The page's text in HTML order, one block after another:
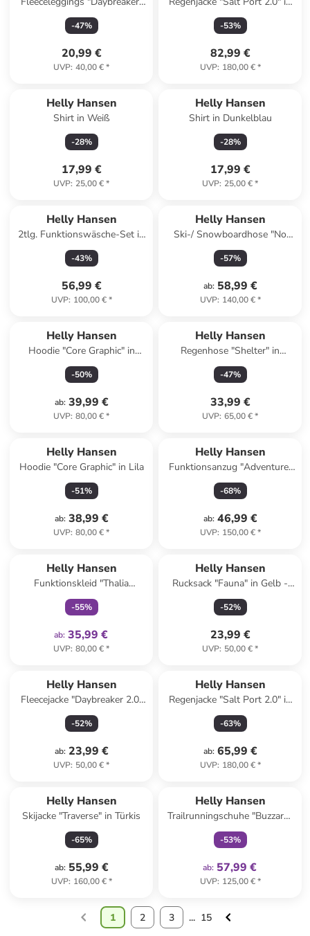
in Schwarz
-47%
20,99 €
UVP: 40,00 €*
Dunkelblau/ Rot
-53%
82,99 €
UVP: 180,00 €*
Helly Hansen
Shirt in Weiß
-28%
17,99 €
UVP: 25,00 €*
Helly Hansen
Shirt in Dunkelblau
-28%
17,99 €
UVP: 25,00 €*
Helly Hansen
2tlg. Funktionswäsche-Set in
Rosa/ Mint
-43%
56,99 €
UVP: 100,00 €*
Helly Hansen
Ski-/ Snowboardhose "No
Limits 2.0" in Türkis
-57%
ab: 58,99 €
UVP: 140,00 €*
Helly Hansen
Hoodie "Core Graphic" in
Dunkelblau
-50%
ab: 39,99 €
UVP: 80,00 €*
Helly Hansen
Regenhose "Shelter" in
Schwarz
-47%
33,99 €
UVP: 65,00 €*
Helly Hansen
Hoodie "Core Graphic" in Lila
-51%
ab: 38,99 €
UVP: 80,00 €*
Helly Hansen
Funktionsanzug "Adventure"
in Türkis
-68%
ab: 46,99 €
UVP: 150,00 €*
Helly Hansen
Funktionskleid "Thalia
Summer" in Pink
-55%
ab: 35,99 €
UVP: 80,00 €*
Helly Hansen
Rucksack "Fauna" in Gelb -
(B)16,5 x (H)32 x (T)13 cm
-52%
23,99 €
UVP: 50,00 €*
Helly Hansen
Fleecejacke "Daybreaker 2.0"
in Pink
-52%
ab: 23,99 €
UVP: 50,00 €*
Helly Hansen
Regenjacke "Salt Port 2.0" in
Creme
-63%
ab: 65,99 €
UVP: 180,00 €*
Helly Hansen
Skijacke "Traverse" in Türkis
-65%
ab: 55,99 €
UVP: 160,00 €*
Helly Hansen
Trailrunningschuhe "Buzzard"
in Lila/ Orange
-53%
ab: 57,99 €
UVP: 125,00 €*
1 2 3 ... 15